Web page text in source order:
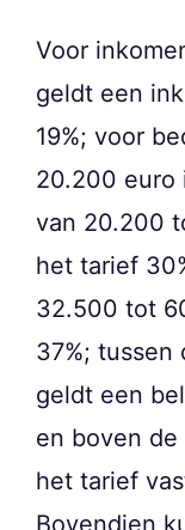
Voor
geldt een
19%; voor
20.200 euro
van 20.200
het tarief
32.500 tot
37%;
geldt een
en boven
het tarief